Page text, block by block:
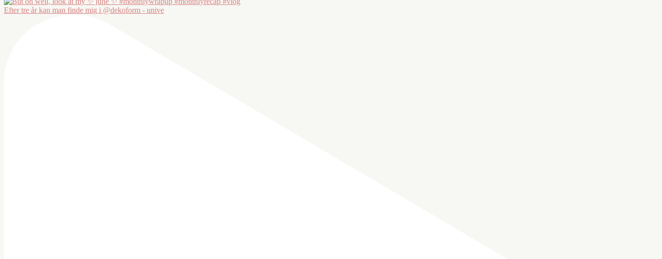
Efter tre år kan man finde mig i @dekoform - unive